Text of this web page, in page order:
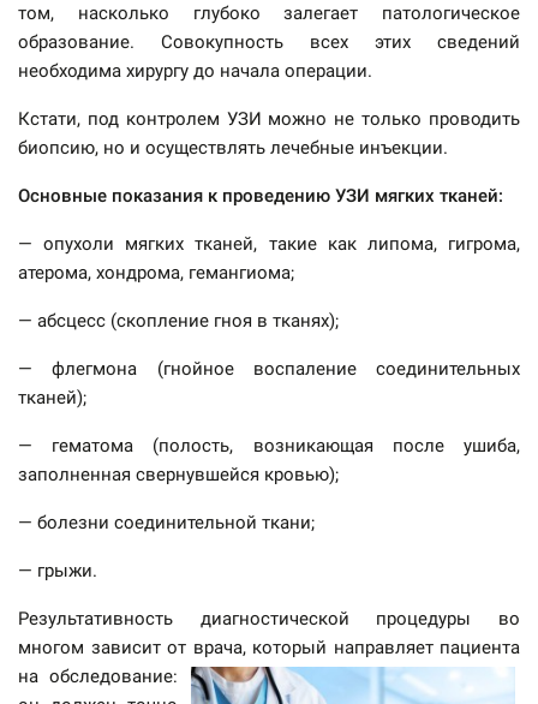
том, насколько глубоко залегает патологическое
образование. Совокупность всех этих сведений
необходима хирургу до начала операции.
Кстати, под контролем УЗИ можно не только проводить
биопсию, но и осуществлять лечебные инъекции.
Основные показания к проведению УЗИ мягких тканей:
— опухоли мягких тканей, такие как липома, гигрома,
атерома, хондрома, гемангиома;
— абсцесс (скопление гноя в тканях);
— флегмона (гнойное воспаление соединительных
тканей);
— гематома (полость, возникающая после ушиба,
заполненная свернувшейся кровью);
— болезни соединительной ткани;
— грыжи.
Результативность диагностической процедуры во
многом зависит от врача, который направляет пациента
на обследование: